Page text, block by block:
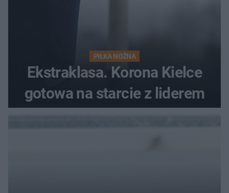
PIŁKA NOŻNA
Ekstraklasa. Korona Kielce
gotowa na starcie z liderem